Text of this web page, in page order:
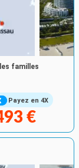
Payez en 4X
familles
€